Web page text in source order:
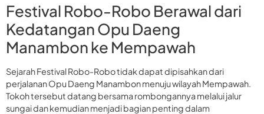
Festival Robo-Robo Berawal dari
Kedatangan Opu Daeng
Manambon ke Mempawah
Sejarah Festival Robo-Robo tidak dapat dipisahkan dari
perjalanan Opu Daeng Manambon menuju wilayah Mempawah.
Tokoh tersebut datang bersama rombongannya melalui jalur
sungai dan kemudian menjadi bagian penting dalam